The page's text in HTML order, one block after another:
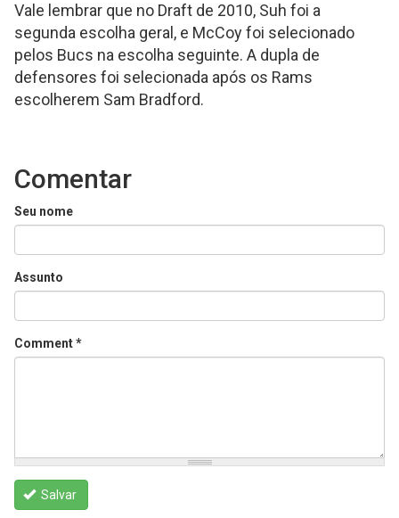
Vale lembrar que no Draft de 2010, Suh foi a
segunda escolha geral, e McCoy foi selecionado
pelos Bucs na escolha seguinte. A dupla de
defensores foi selecionada após os Rams
escolherem Sam Bradford.
Comentar
Seu nome
Assunto
Comment*
Salvar